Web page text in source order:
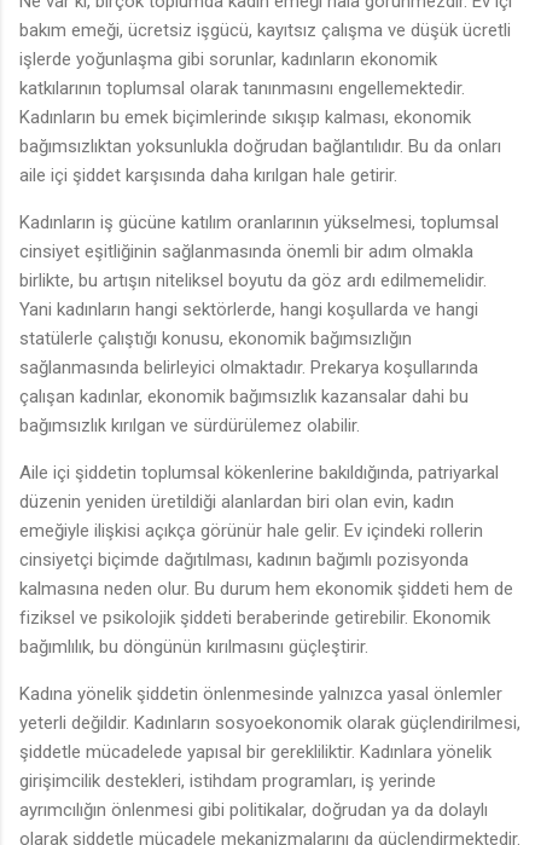
bakım emeği, ücretsiz işgücü, kayıtsız çalışma ve düşük ücretli
işlerde yoğunlaşma gibi sorunlar, kadınların ekonomik
katkılarının toplumsal olarak tanınmasını engellemektedir.
Kadınların bu emek biçimlerinde sıkışıp kalması, ekonomik
bağımsızlıktan yoksunlukla doğrudan bağlantılıdır. Bu da onları
aile içi şiddet karşısında daha kırılgan hale getirir.
Kadınların iş gücüne katılım oranlarının yükselmesi, toplumsal
cinsiyet eşitliğinin sağlanmasında önemli bir adım olmakla
birlikte, bu artışın niteliksel boyutu da göz ardı edilmemelidir.
Yani kadınların hangi sektörlerde, hangi koşullarda ve hangi
statülerle çalıştığı konusu, ekonomik bağımsızlığın
sağlanmasında belirleyici olmaktadır. Prekarya koşullarında
çalışan kadınlar, ekonomik bağımsızlık kazansalar dahi bu
bağımsızlık kırılgan ve sürdürülemez olabilir.
Aile içi şiddetin toplumsal kökenlerine bakıldığında, patriyarkal
düzenin yeniden üretildiği alanlardan biri olan evin, kadın
emeğiyle ilişkisi açıkça görünür hale gelir. Ev içindeki rollerin
cinsiyetçi biçimde dağıtılması, kadının bağımlı pozisyonda
kalmasına neden olur. Bu durum hem ekonomik şiddeti hem de
fiziksel ve psikolojik şiddeti beraberinde getirebilir. Ekonomik
bağımlılık, bu döngünün kırılmasını güçleştirir.
Kadına yönelik şiddetin önlenmesinde yalnızca yasal önlemler
yeterli değildir. Kadınların sosyoekonomik olarak güçlendirilmesi,
şiddetle mücadelede yapısal bir gerekliliktir. Kadınlara yönelik
girişimcilik destekleri, istihdam programları, iş yerinde
ayrımcılığın önlenmesi gibi politikalar, doğrudan ya da dolaylı
olarak şiddetle mücadele mekanizmalarını da güçlendirmektedir.